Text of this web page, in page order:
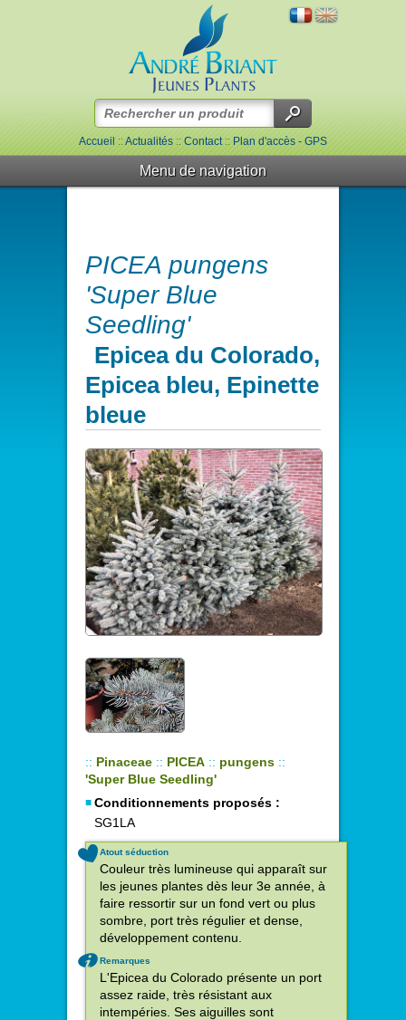
Accueil::Actualités::Contact::Plan d'accès - GPS
Menu de navigation
PICEA pungens
'Super Blue
Seedling'
Epicea du Colorado,
Epicea bleu, Epinette
bleue
:: Pinaceae :: PICEA :: pungens ::
'Super Blue Seedling'
Conditionnements proposés :
SG1LA
Atout séduction
Couleur très lumineuse qui apparaît sur
les jeunes plantes dès leur 3e année, à
faire ressortir sur un fond vert ou plus
sombre, port très régulier et dense,
développement contenu.
Remarques
L'Epicea du Colorado présente un port
assez raide, très résistant aux
intempéries. Ses aiguilles sont